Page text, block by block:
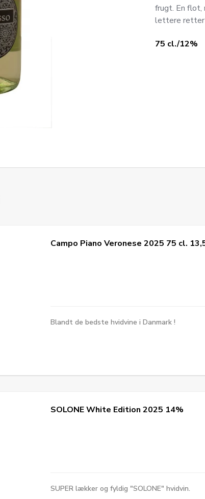
frugt. En flot,
lettere retter
75 cl./12%
Campo Piano Veronese 2025 75 cl.
Blandt de bedste hvidvine i Danmark !
SOLONE White Edition 2025 14%
SUPER lækker og fyldig "SOLONE" hvidvin.